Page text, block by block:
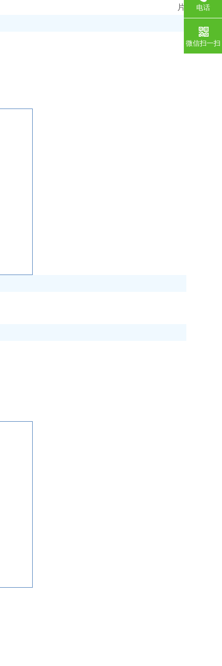
电话
微信扫一扫